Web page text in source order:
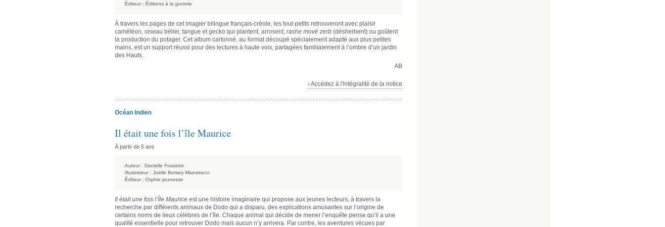
Éditeur : Éditions à la gomme
À travers les pages de cet imagier bilingue français-créole, les tout-petits retrouveront avec plaisir
caméléon, oiseau bélier, tangue et gecko qui plantent, arrosent, rashe mové zerb (désherbent) ou goûtent
la production du potager. Cet album cartonné, au format découpé spécialement adapté aux plus petites
mains, est un support réussi pour des lectures à haute voix, partagées familialement à l’ombre d’un jardin
des Hauts.
AB
› Accédez à l'intégralité de la notice
Océan Indien
Il était une fois l’île Maurice
À partir de 5 ans
Auteur : Danielle Fossette
Illustrateur : Joëlle Betsey Maestracci
Éditeur : Orphie jeunesse
Il était une fois l’Île Maurice est une histoire imaginaire qui propose aux jeunes lecteurs, à travers la
recherche par différents animaux de Dodo qui a disparu, des explications amusantes sur l’origine de
certains noms de lieux célèbres de l’île. Chaque animal qui décide de mener l’enquête pense qu’il a une
qualité essentielle pour retrouver Dodo mais aucun n’y arrivera. Par contre, les aventures vécues par